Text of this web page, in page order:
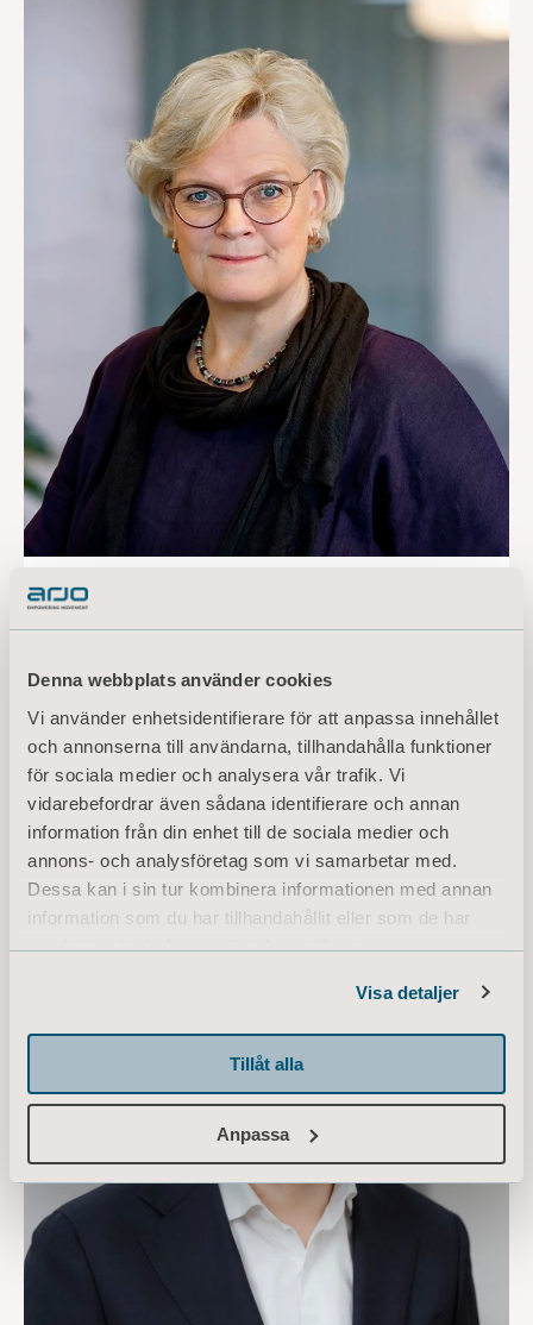
Denna webbplats använder cookies
Vi använder enhetsidentifierare för att anpassa innehållet
och annonserna till användarna, tillhandahålla funktioner
för sociala medier och analysera vår trafik. Vi
vidarebefordrar även sådana identifierare och annan
information från din enhet till de sociala medier och
annons- och analysföretag som vi samarbetar med.
Dessa kan i sin tur kombinera informationen med annan
information som du har tillhandahållit eller som de har
samlat in när du har använt deras tjänster.
Visa detaljer
Tillåt alla
Anpassa
Carola Lemne
LÄS MER OM CAROLA LEMNE